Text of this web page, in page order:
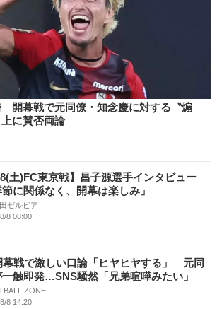
開幕戦で元同僚・知念慶に対する〝煽
に賛否両論
8(土)FC東京戦】昌子源選手インタビュー
節に関係なく、開幕は楽しみ」
ゼルビア
8 08:00
幕戦で激しい口論「ヒヤヒヤする」 元同
触即発…SNS騒然「兄弟喧嘩みたい」
ZONE
8 14:20